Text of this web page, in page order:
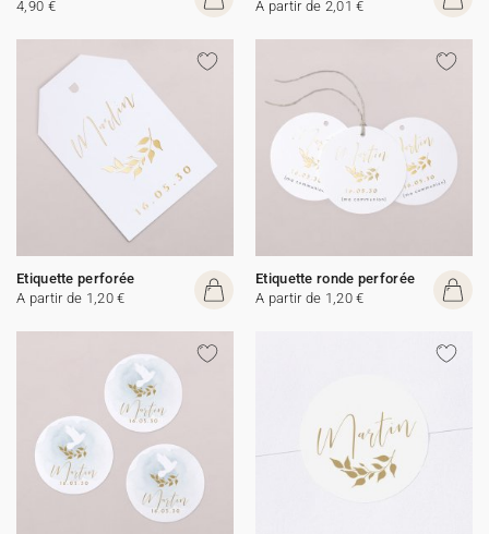
4,90 €
A partir de 2,01 €
Etiquette perforée
A partir de 1,20 €
Etiquette ronde perforée
A partir de 1,20 €